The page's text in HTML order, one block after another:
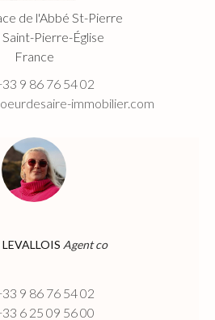
de l'Abbé St-Pierre
Pierre-Église
France
9 86 76 54 02
immobilier.com
Agent co
9 86 76 54 02
6 25 09 56 00